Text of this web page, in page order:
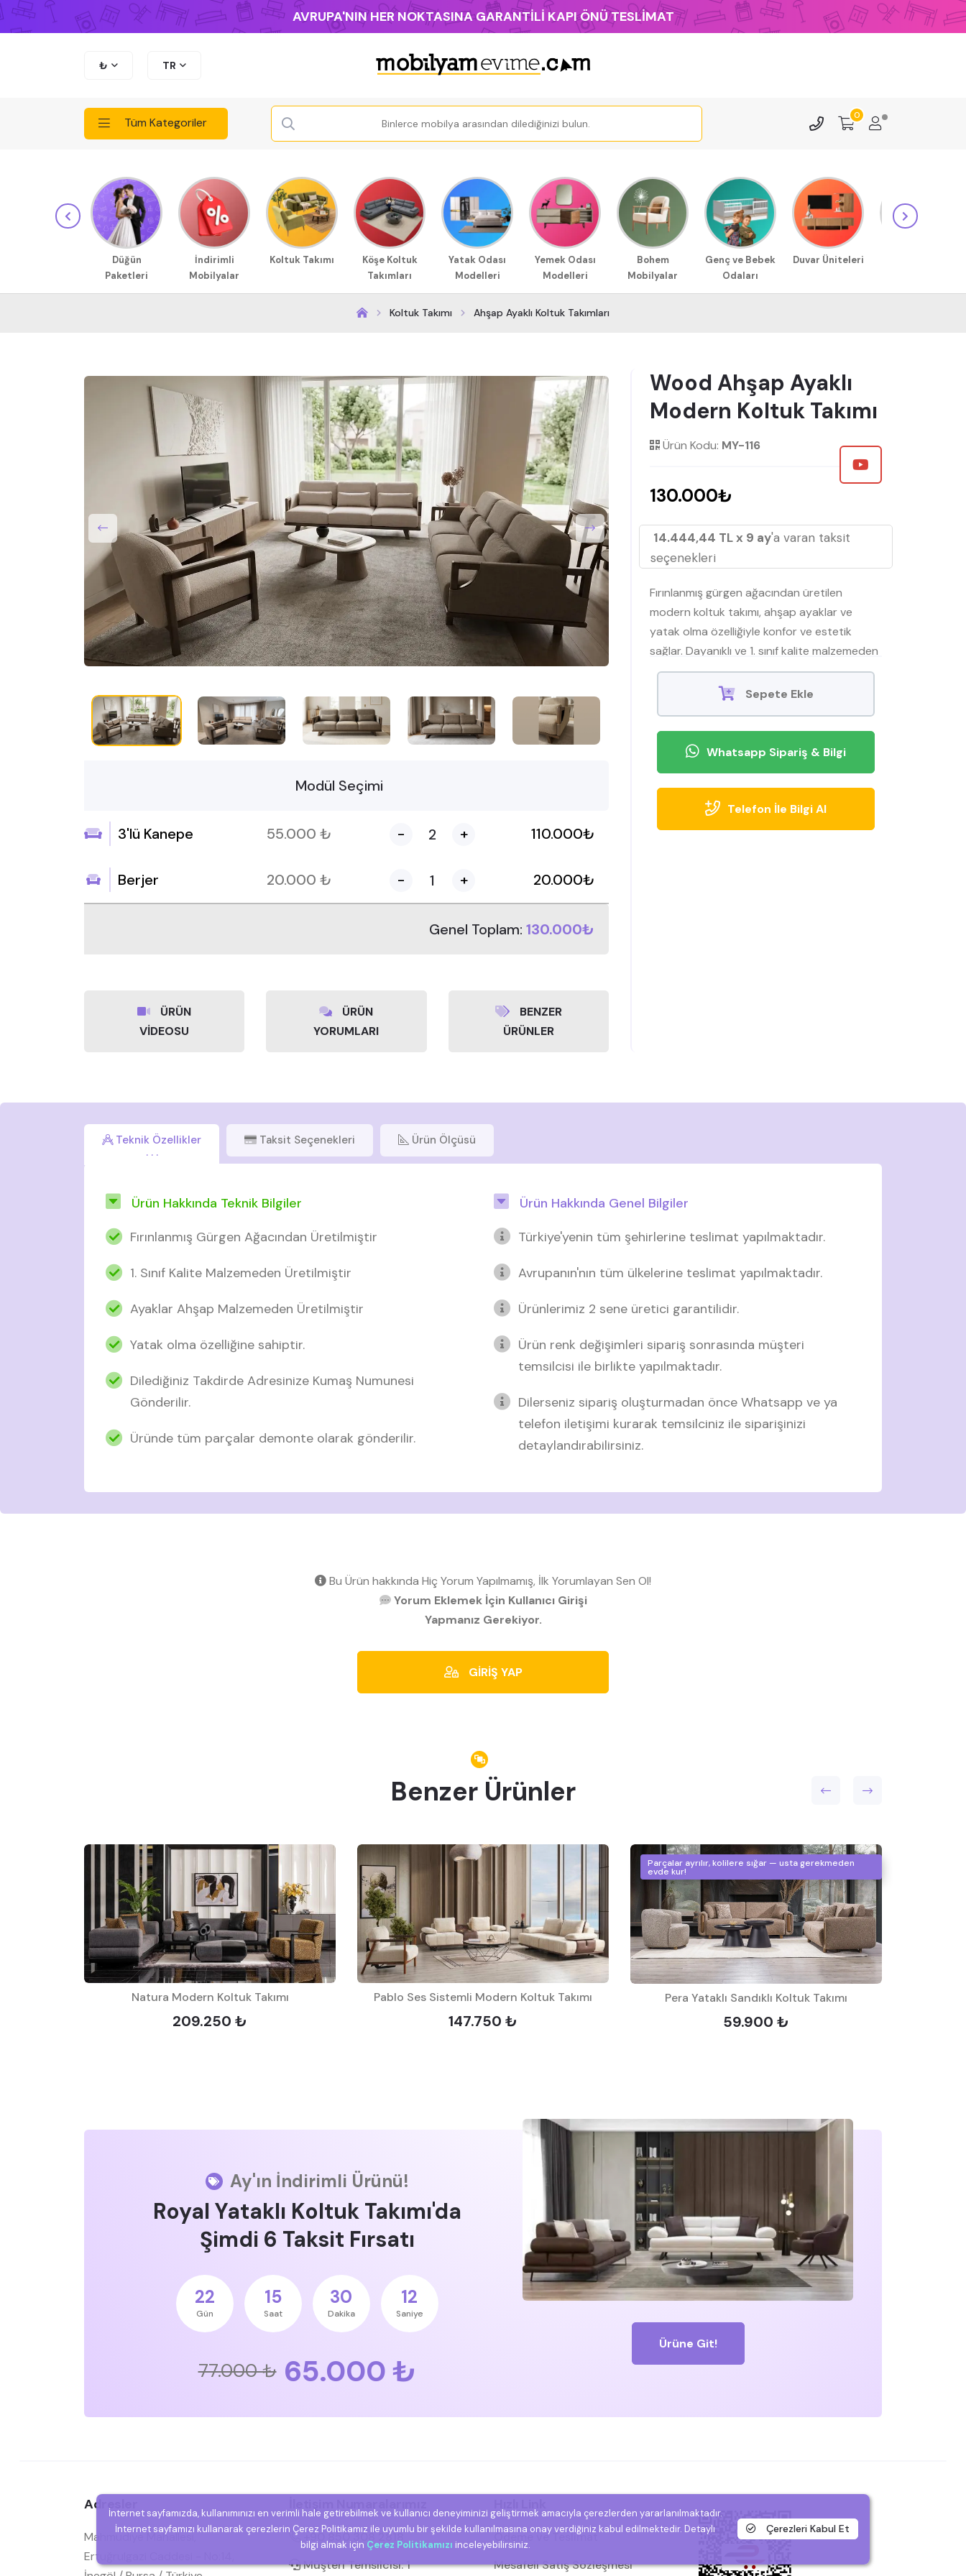
AVRUPA'NIN HER NOKTASINA GARANTİLİ KAPI ÖNÜ TESLİMAT
₺ TR
Tüm Kategoriler 0
Düğün
Paketleri
İndirimli
Mobilyalar
Koltuk Takımı
Köşe Koltuk
Takımları
Yatak Odası
Modelleri
Yemek Odası
Modelleri
Bohem
Mobilyalar
Genç ve Bebek
Odaları
Duvar Üniteleri
Koltuk Takımı Ahşap Ayaklı Koltuk Takımları
Modül Seçimi
3'lü Kanepe 55.000 ₺ - + 110.000₺
Berjer 20.000 ₺ - + 20.000₺
Genel Toplam: 130.000₺
ÜRÜN
VİDEOSU
ÜRÜN
YORUMLARI
BENZER
ÜRÜNLER
Wood Ahşap Ayaklı
Modern Koltuk Takımı
Ürün Kodu: MY-116
130.000₺
14.444,44 TL x 9 ay'a varan taksit
seçenekleri
Fırınlanmış gürgen ağacından üretilen
modern koltuk takımı, ahşap ayaklar ve
yatak olma özelliğiyle konfor ve estetik
sağlar. Dayanıklı ve 1. sınıf kalite malzemeden
yapılan bu koltuk takımı, oturma odalarına
modern bir görünüm kazandırır.
Sepete Ekle
Whatsapp Sipariş & Bilgi
Telefon İle Bilgi Al
Teknik Özellikler Taksit Seçenekleri Ürün Ölçüsü
Ürün Hakkında Teknik Bilgiler
Fırınlanmış Gürgen Ağacından Üretilmiştir
1. Sınıf Kalite Malzemeden Üretilmiştir
Ayaklar Ahşap Malzemeden Üretilmiştir
Yatak olma özelliğine sahiptir.
Dilediğiniz Takdirde Adresinize Kumaş Numunesi
Gönderilir.
Üründe tüm parçalar demonte olarak gönderilir.
Ürün Hakkında Genel Bilgiler
Türkiye'yenin tüm şehirlerine teslimat yapılmaktadır.
Avrupanın'nın tüm ülkelerine teslimat yapılmaktadır.
Ürünlerimiz 2 sene üretici garantilidir.
Ürün renk değişimleri sipariş sonrasında müşteri
temsilcisi ile birlikte yapılmaktadır.
Dilerseniz sipariş oluşturmadan önce Whatsapp ve ya
telefon iletişimi kurarak temsilciniz ile siparişinizi
detaylandırabilirsiniz.
Bu Ürün hakkında Hiç Yorum Yapılmamış, İlk Yorumlayan Sen Ol!
Yorum Eklemek İçin Kullanıcı Girişi
Yapmanız Gerekiyor.
GİRİŞ YAP
Benzer Ürünler
Natura Modern Koltuk Takımı
209.250 ₺
Pablo Ses Sistemli Modern Koltuk Takımı
147.750 ₺
Parçalar ayrılır, kolilere sığar — usta gerekmeden
evde kur!
Pera Yataklı Sandıklı Koltuk Takımı
59.900 ₺
Ay'ın İndirimli Ürünü!
Royal Yataklı Koltuk Takımı'da
Şimdi 6 Taksit Fırsatı
22
Gün
15
Saat
30
Dakika
11
Saniye
77.000 ₺ 65.000 ₺
Ürüne Git!
Adresler
Mahmudiye Mahallesi,
Ertuğrulgazi Caddesi - No:14,
+90 850 308 2818
Müşteri Temsilcisi: 1
Ödeme ve Teslimat
Mesafeli Satış Sözleşmesi
İnternet sayfamızda, kullanımınızı en verimli hale getirebilmek ve kullanıcı deneyiminizi geliştirmek amacıyla çerezlerden yararlanılmaktadır.
İnternet sayfamızı kullanarak çerezlerin Çerez Politikamız ile uyumlu bir şekilde kullanılmasına onay verdiğiniz kabul edilmektedir. Detaylı
bilgi almak için Çerez Politikamızı inceleyebilirsiniz.
Çerezleri Kabul Et